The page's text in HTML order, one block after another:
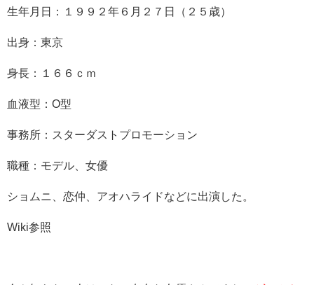
生年月日：１９９２年６月２７日（２５歳）
出身：東京
身長：１６６ｃｍ
血液型：O型
事務所：スターダストプロモーション
職種：モデル、女優
ショムニ、恋仲、アオハライドなどに出演した。
Wiki参照